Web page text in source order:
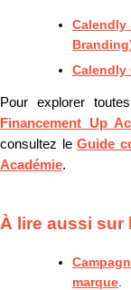
Calendly
Calendly
Pour explorer
Financement Up
consultez leGuide
Académie.
À lire aussi sur
marque